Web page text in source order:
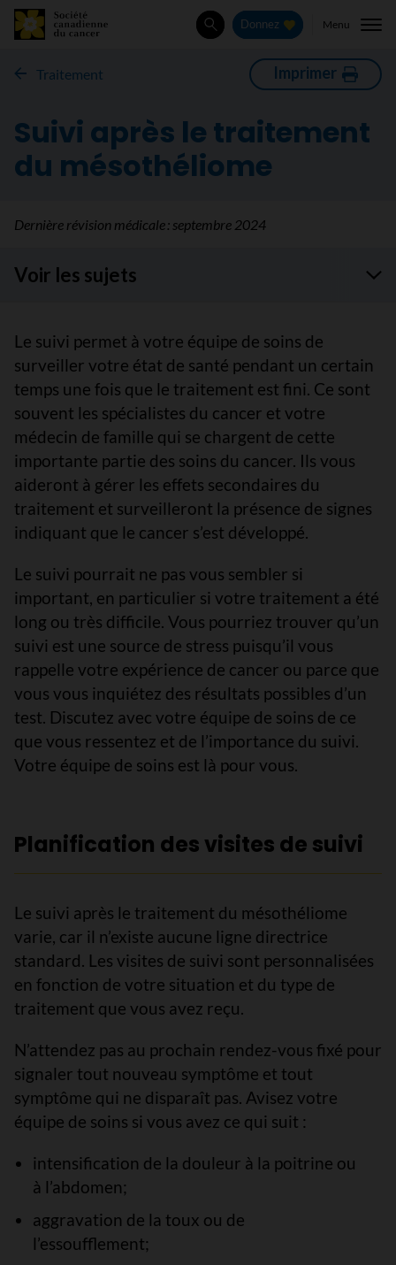
Rechercher
Donnez Menu
Traitement Imprimer
Suivi après le traitement
du mésothéliome
Dernière révision médicale : septembre 2024
Voir les sujets
Le suivi permet à votre équipe de soins de
surveiller votre état de santé pendant un certain
temps une fois que le traitement est fini. Ce sont
souvent les spécialistes du cancer et votre
médecin de famille qui se chargent de cette
importante partie des soins du cancer. Ils vous
aideront à gérer les effets secondaires du
traitement et surveilleront la présence de signes
indiquant que le cancer s’est développé.
Le suivi pourrait ne pas vous sembler si
important, en particulier si votre traitement a été
long ou très difficile. Vous pourriez trouver qu’un
suivi est une source de stress puisqu’il vous
rappelle votre expérience de cancer ou parce que
vous vous inquiétez des résultats possibles d’un
test. Discutez avec votre équipe de soins de ce
que vous ressentez et de l’importance du suivi.
Votre équipe de soins est là pour vous.
Planification des visites de suivi
Le suivi après le traitement du mésothéliome
varie, car il n’existe aucune ligne directrice
standard. Les visites de suivi sont personnalisées
en fonction de votre situation et du type de
traitement que vous avez reçu.
N’attendez pas au prochain rendez-vous fixé pour
signaler tout nouveau symptôme et tout
symptôme qui ne disparaît pas. Avisez votre
équipe de soins si vous avez ce qui suit :
intensification de la douleur à la poitrine ou
à l’abdomen;
aggravation de la toux ou de
l’essoufflement;